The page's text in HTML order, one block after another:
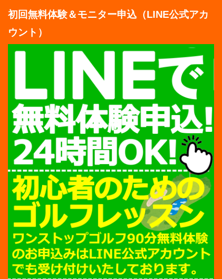
初回無料体験＆モニター申込（LINE公式アカ
ウント）